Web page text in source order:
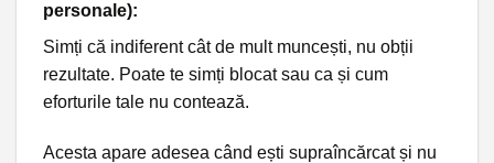
personale):
Simți că indiferent cât de mult muncești, nu obții
rezultate. Poate te simți blocat sau ca și cum
eforturile tale nu contează.
Acesta apare adesea când ești supraîncărcat și nu